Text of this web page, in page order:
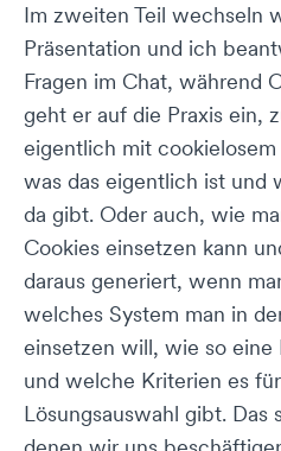
Im zweiten Teil wechseln
Präsentation und ich
Fragen im Chat, während
geht er auf die Praxis ein,
eigentlich mit
was das eigentlich ist und
da gibt. Oder auch, wie
Cookies einsetzen kann
daraus generiert, wenn
welches System man in
einsetzen will, wie so
und welche Kriterien es
Lösungsauswahl gibt. Das